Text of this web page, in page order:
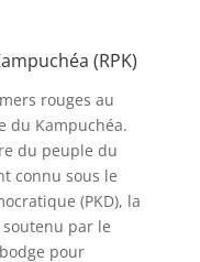
(RPK)
rouges au
du Kampuchéa.
du peuple du
connu sous le
(PKD), la
par le
pour